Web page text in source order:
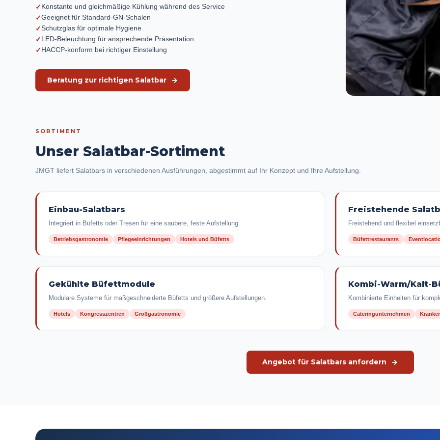
✓Konstante und gleichmäßige Kühlung während des Service
✓Geeignet für Standard-GN-Schalen
✓Schutzglas für optimale Hygiene
✓LED-Beleuchtung für ansprechende Präsentation
✓HACCP-konform bei richtiger Einstellung
Beratung zur richtigen Salatbar
SORTIMENT
Unser Salatbar-Sortiment
JMGT liefert Salatbars in verschiedenen Ausführungen, abgestimmt auf Ihr Konzept und Ihre Aufstellung.
Einbau-Salatbars
Integriert in Büfetts oder Tresen für eine saubere, feste Aufstellung.
Betriebsgastronomie Pflegeeinrichtungen Hotels und Büfetts
Freistehende
Freistehend und flexibel
Büfettrestaurants
Gekühlte Büfettmodule
Modulare Systeme für maßgeschneiderte Büfetts und größere Aufstellungen.
Hotels Kongresszentren Großgastronomie
Kombi-Warm/Kalt-
Kombinierte Einheiten für
Cateringunternehmen
Angebot für Salatbars anfordern